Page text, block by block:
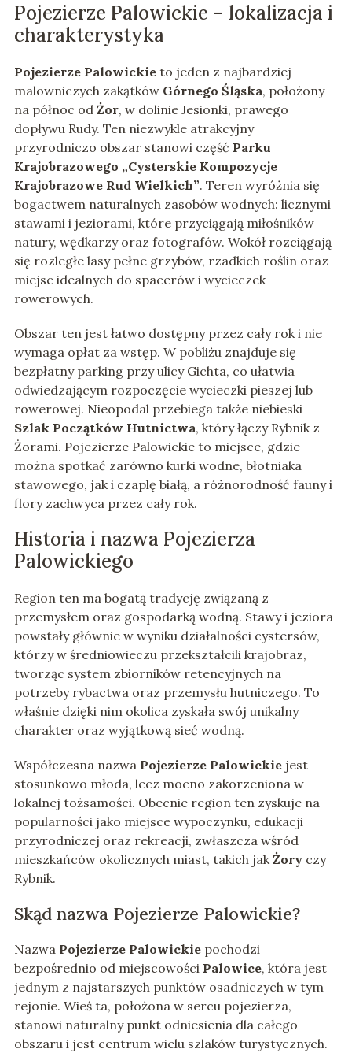
Pojezierze Palowickie – lokalizacja i
charakterystyka
Pojezierze Palowickieto jeden z najbardziej
malowniczych zakątków Górnego Śląska, położony
na północ od Żor, w dolinie Jesionki, prawego
dopływu Rudy. Ten niezwykle atrakcyjny
przyrodniczo obszar stanowi część Parku
Krajobrazowego „Cysterskie Kompozycje
Krajobrazowe Rud Wielkich”. Teren wyróżnia się
bogactwem naturalnych zasobów wodnych: licznymi
stawami i jeziorami, które przyciągają miłośników
natury, wędkarzy oraz fotografów. Wokół rozciągają
się rozległe lasy pełne grzybów, rzadkich roślin oraz
miejsc idealnych do spacerów i wycieczek
rowerowych.
Obszar ten jest łatwo dostępny przez cały rok i nie
wymaga opłat za wstęp. W pobliżu znajduje się
bezpłatny parking przy ulicy Gichta, co ułatwia
odwiedzającym rozpoczęcie wycieczki pieszej lub
rowerowej. Nieopodal przebiega także niebieski
Szlak Początków Hutnictwa, który łączy Rybnik z
Żorami. Pojezierze Palowickie to miejsce, gdzie
można spotkać zarówno kurki wodne, błotniaka
stawowego, jak i czaplę białą, a różnorodność fauny i
flory zachwyca przez cały rok.
Historia i nazwa Pojezierza
Palowickiego
Region ten ma bogatą tradycję związaną z
przemysłem oraz gospodarką wodną. Stawy i jeziora
powstały głównie w wyniku działalności cystersów,
którzy w średniowieczu przekształcili krajobraz,
tworząc system zbiorników retencyjnych na
potrzeby rybactwa oraz przemysłu hutniczego. To
właśnie dzięki nim okolica zyskała swój unikalny
charakter oraz wyjątkową sieć wodną.
Współczesna nazwa Pojezierze Palowickiejest
stosunkowo młoda, lecz mocno zakorzeniona w
lokalnej tożsamości. Obecnie region ten zyskuje na
popularności jako miejsce wypoczynku, edukacji
przyrodniczej oraz rekreacji, zwłaszcza wśród
mieszkańców okolicznych miast, takich jakŻoryczy
Rybnik.
Skąd nazwa Pojezierze Palowickie?
Nazwa Pojezierze Palowickiepochodzi
bezpośrednio od miejscowości Palowice, która jest
jednym z najstarszych punktów osadniczych w tym
rejonie. Wieś ta, położona w sercu pojezierza,
stanowi naturalny punkt odniesienia dla całego
obszaru i jest centrum wielu szlaków turystycznych.